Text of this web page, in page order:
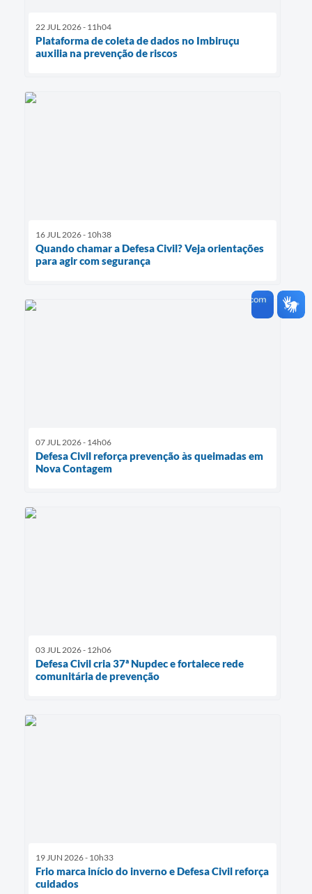
22 JUL 2026 - 11h04
Plataforma de coleta de dados no Imbiruçu
auxilia na prevenção de riscos
16 JUL 2026 - 10h38
Quando chamar a Defesa Civil? Veja orientações
para agir com segurança
07 JUL 2026 - 14h06
Defesa Civil reforça prevenção às queimadas em
Nova Contagem
03 JUL 2026 - 12h06
Defesa Civil cria 37ª Nupdec e fortalece rede
comunitária de prevenção
19 JUN 2026 - 10h33
Frio marca início do inverno e Defesa Civil reforça
cuidados